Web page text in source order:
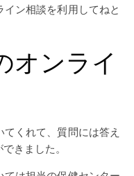
ン相談を利用してねと
オンライ
くれて、質問には答え
きました。